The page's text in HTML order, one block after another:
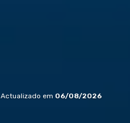
Actualizado em 06/08/2026